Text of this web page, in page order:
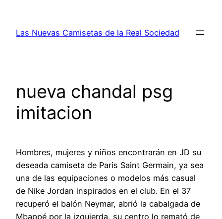
contenido
Las Nuevas Camisetas de la Real Sociedad
nueva chandal psg
imitacion
Hombres, mujeres y niños encontrarán en JD su
deseada camiseta de Paris Saint Germain, ya sea
una de las equipaciones o modelos más casual
de Nike Jordan inspirados en el club. En el 37
recuperó el balón Neymar, abrió la cabalgada de
Mbappé por la izquierda, su centro lo remató de